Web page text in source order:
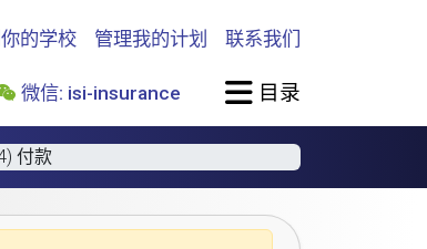
的学校 管理我的计划 联系我们
微信: isi-insurance 目录
付款